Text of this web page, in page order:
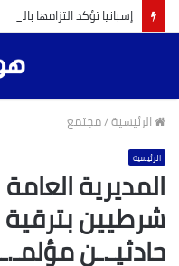
الرئيسية/مجتمع
الرئيسية
المديرية
شرطيين بترقية
حادثيـ.ـن